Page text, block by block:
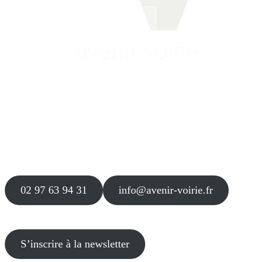
02 97 63 94 31 info@avenir-voirie.fr
S’inscrire à la newsletter